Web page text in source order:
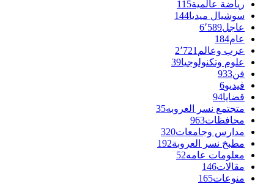
رياضة عالمية115
سوشيال ميديا144
عاجل6٬589
عام184
عرب وعالم 2٬721
علوم وتكنولوجيا39
فن933
فيديو6
قضايا94
متجتمع نسر العروبه35
محافظات963
مدارس وجامعات320
مطبخ نسر العروبة192
معلومات عامه52
مقالات146
منوعات165